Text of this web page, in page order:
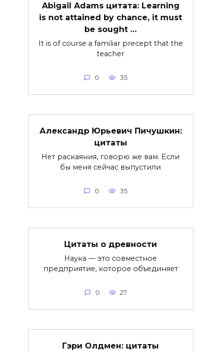
Abigail Adams цитата: Learning
is not attained by chance, it must
be sought …
It is of course a familiar precept that the
teacher
0 35
Александр Юрьевич Пичушкин:
цитаты
Нет раскаяния, говорю же вам. Если
бы меня сейчас выпустили
0 35
Цитаты о древности
Наука — это совместное
предприятие, которое объединяет
0 27
Гэри Олдмен: цитаты